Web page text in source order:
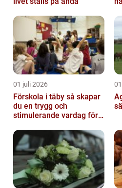
01 juli 2026
Förskola i täby så skapar
du en trygg och
stimulerande vardag för